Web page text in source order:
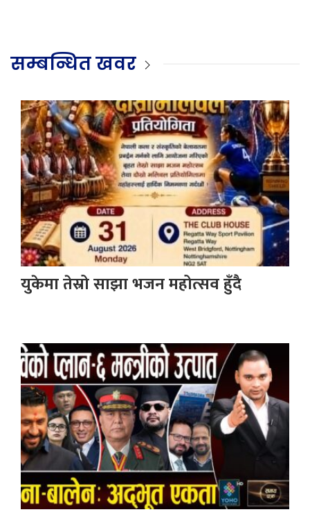
सम्बन्धित खवर
युकेमा तेस्रो साझा भजन महोत्सव हुँदै